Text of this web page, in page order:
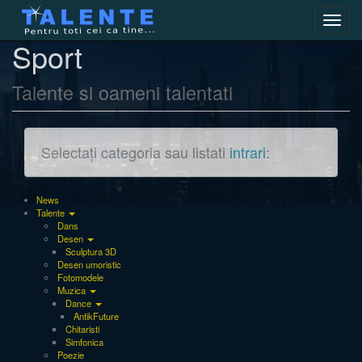
Sport
Talente si oameni talentati
Selectați categoria sau listati intrari:
News
Talente
Dans
Desen
Sculptura 3D
Desen umoristic
Fotomodele
Muzica
Dance
AntikFuture
Chitaristi
Simfonica
Poezie